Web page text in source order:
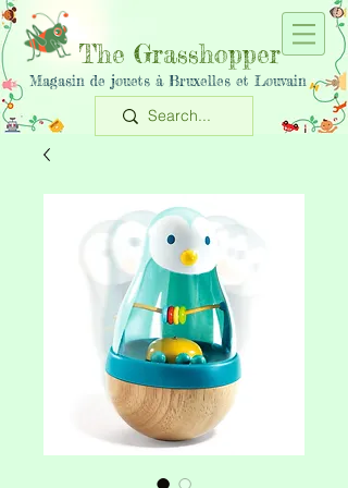
The Grasshopper
Magasin de jouets à Bruxelles et Louvain